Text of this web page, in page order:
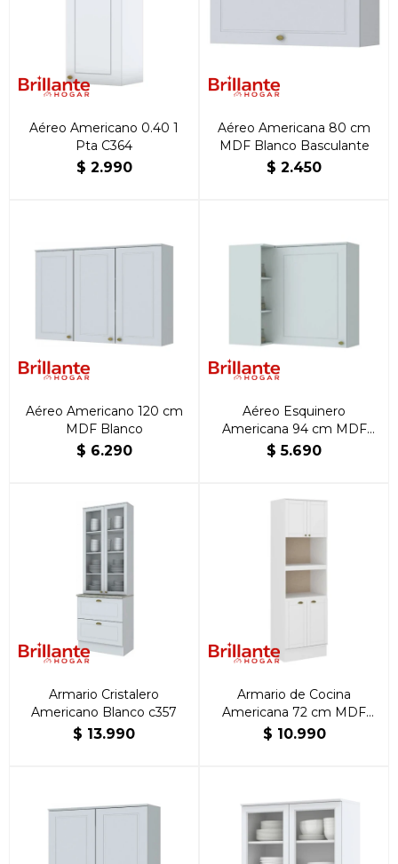
Aéreo Americano 0.40 1
Pta C364
$ 2.990
Aéreo Americana 80 cm
MDF Blanco Basculante
$ 2.450
Aéreo Americano 120 cm
MDF Blanco
$ 6.290
Aéreo Esquinero
Americana 94 cm MDF
Blanco
$ 5.690
Armario Cristalero
Americano Blanco c357
$ 13.990
Armario de Cocina
Americana 72 cm MDF
Blanco
$ 10.990